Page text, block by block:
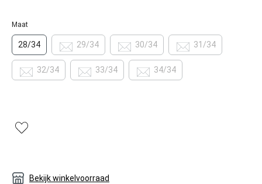
Maat
28/34 29/34 30/34 31/34
32/34 33/34 34/34
Bekijk winkelvoorraad